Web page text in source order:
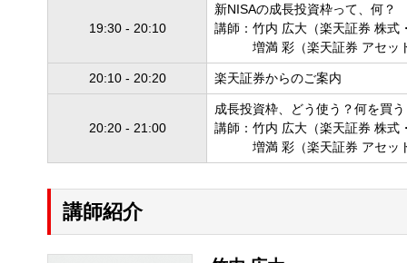
19:30 - 20:10
新NISAの成長投資枠って、何？
講師：竹内 広大（楽天証券 株式
増満 彩（楽天証券 アセッ
20:10 - 20:20 楽天証券からのご案内
20:20 - 21:00
成長投資枠、どう使う？何を買
講師：竹内 広大（楽天証券 株式
増満 彩（楽天証券 アセッ
講師紹介